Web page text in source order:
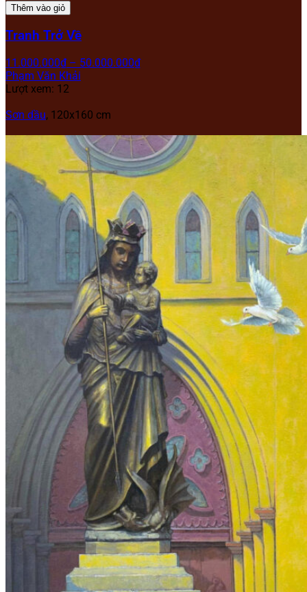
Thêm vào giỏ
Tranh Trở Về
11.000.000₫ – 50.000.000₫
Phạm Văn Khải
Lượt xem: 12
Sơn dầu, 120x160 cm